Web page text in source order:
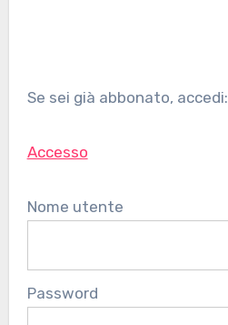
Se sei già abbonato, accedi:
Accesso
Nome utente
Password